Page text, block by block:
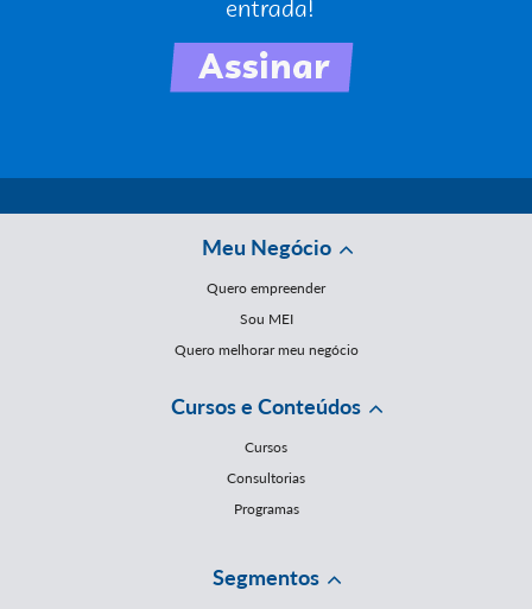
Meu Negócio
Quero empreender
Sou MEI
Quero melhorar meu negócio
Cursos e Conteúdos
Cursos
Consultorias
Programas
Segmentos